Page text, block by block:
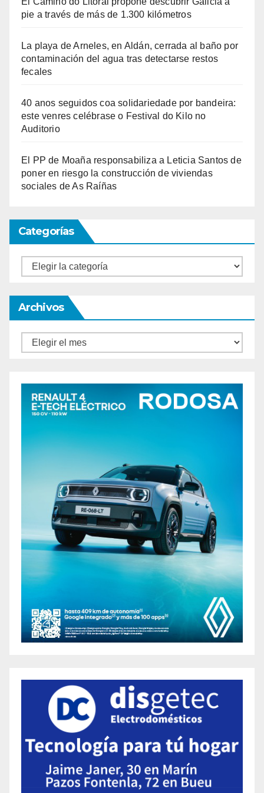
pie a través de más de 1.300 kilómetros
La playa de Arneles, en Aldán, cerrada al baño por
contaminación del agua tras detectarse restos
fecales
40 anos seguidos coa solidariedade por bandeira:
este venres celébrase o Festival do Kilo no
Auditorio
El PP de Moaña responsabiliza a Leticia Santos de
poner en riesgo la construcción de viviendas
sociales de As Raíñas
Categorías
Categorías
Archivos
Archivos